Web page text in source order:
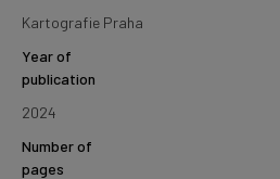
Kartografie Praha
Year of
publication
2024
Number of
pages